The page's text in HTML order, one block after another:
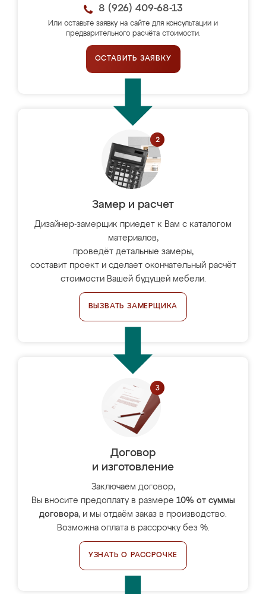
8 (926) 409-68-13
Или оставьте заявку на сайте для консультации и
предварительного расчёта стоимости.
ОСТАВИТЬ ЗАЯВКУ
Замер и расчет
Дизайнер-замерщик приедет к Вам с каталогом
материалов,
проведёт детальные замеры,
составит проект и сделает окончательный расчёт
стоимости Вашей будущей мебели.
ВЫЗВАТЬ ЗАМЕРЩИКА
Договор
и изготовление
Заключаем договор,
Вы вносите предоплату в размере 10% от суммы
договора, и мы отдаём заказ в производство.
Возможна оплата в рассрочку без %.
УЗНАТЬ О РАССРОЧКЕ